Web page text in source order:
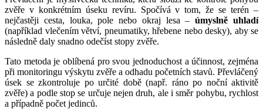
zvěře v konkrétním úseku revíru. Spočívá v tom, že se terén –
nejčastěji cesta, louka, pole nebo okraj lesa –úmyslně uhladí
(například vlečením větví, pneumatiky, hřebene nebo desky), aby se
následně daly snadno odečíst stopy zvěře.
Tato metoda je oblíbená pro svou jednoduchost a účinnost, zejména
při monitoringu výskytu zvěře a odhadu početních stavů. Převláčený
úsek se zkontroluje po určité době (např. ráno po noční aktivitě
zvěře) a podle stop se určuje nejen druh, ale i směr pohybu, rychlost
a případně počet jedinců.